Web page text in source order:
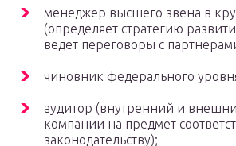
менеджер высшего звена в
(определяет стратегию
ведет переговоры с
чиновник федерального
аудитор (внутренний и
компании на предмет
законодательству);